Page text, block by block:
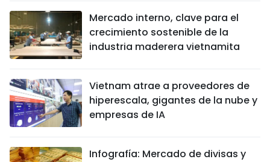
Mercado interno, clave para el
crecimiento sostenible de la
industria maderera vietnamita
Vietnam atrae a proveedores de
hiperescala, gigantes de la nube y
empresas de IA
Infografía: Mercado de divisas y